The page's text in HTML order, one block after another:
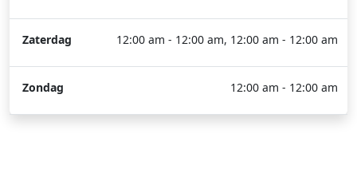
Zaterdag 12:00 am - 12:00 am, 12:00 am - 12:00 am
Zondag 12:00 am - 12:00 am